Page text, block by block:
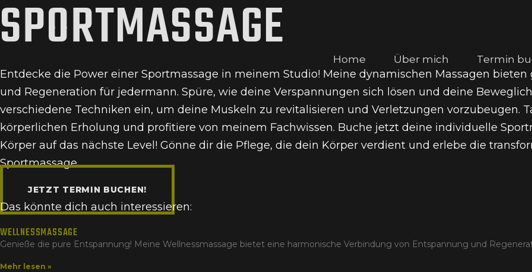
Zum
Inhalt
wechseln
Home Über mich Termin
SPORTMASSAGE
Entdecke die Power einer Sportmassage in meinem Studio! Meine dynamischen Massagen
und Regeneration für jedermann. Spüre, wie deine Verspannungen sich lösen und deine
verschiedene Techniken ein, um deine Muskeln zu revitalisieren und Verletzungen vorzubeugen.
körperlichen Erholung und profitiere von meinem Fachwissen. Buche jetzt deine individuelle
Körper auf das nächste Level! Gönne dir die Pflege, die dein Körper verdient und erlebe die
Sportmassage.
JETZT TERMIN BUCHEN!
Das könnte dich auch interessieren:
WELLNESSMASSAGE
Genieße die pure Entspannung! Meine Wellnessmassage bietet eine harmonische Verbindung von Entspannung und
Mehr lesen »